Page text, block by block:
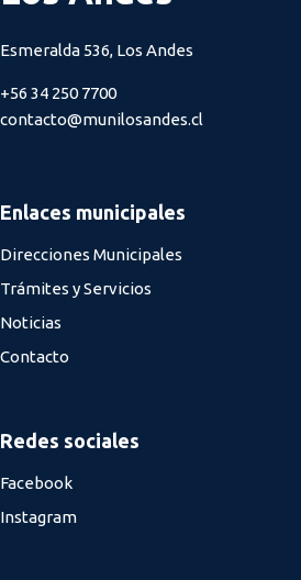
Esmeralda 536, Los Andes
+56 34 250 7700
contacto@munilosandes.cl
Enlaces municipales
Direcciones Municipales
Trámites y Servicios
Noticias
Contacto
Redes sociales
Facebook
Instagram